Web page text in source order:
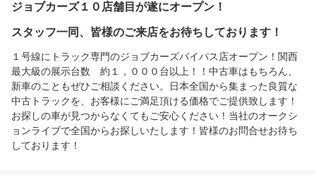
ジョブカーズ１０店舗目が遂にオープン！
スタッフ一同、皆様のご来店をお待ちしております！
１号線にトラック専門のジョブカーズバイパス店オープン！関西
最大級の展示台数 約１，０００台以上！！中古車はもちろん、
新車のこともぜひご相談ください。日本全国から集まった良質な
中古トラックを、お客様にご満足頂ける価格でご提供致します！
お探しの車が見つからなくてもご安心ください！当社のオークシ
ョンライブで全国からお探しいたします！皆様のお問合せお待ち
しております！